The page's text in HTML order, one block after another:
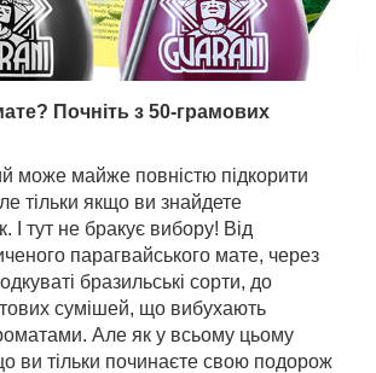
Почніть з 50-грамових
може майже повністю підкорити
тільки якщо ви знайдете
І тут не бракує вибору! Від
парагвайського мате, через
бразильські сорти, до
сумішей, що вибухають
Але як у всьому цьому
ви тільки починаєте свою подорож